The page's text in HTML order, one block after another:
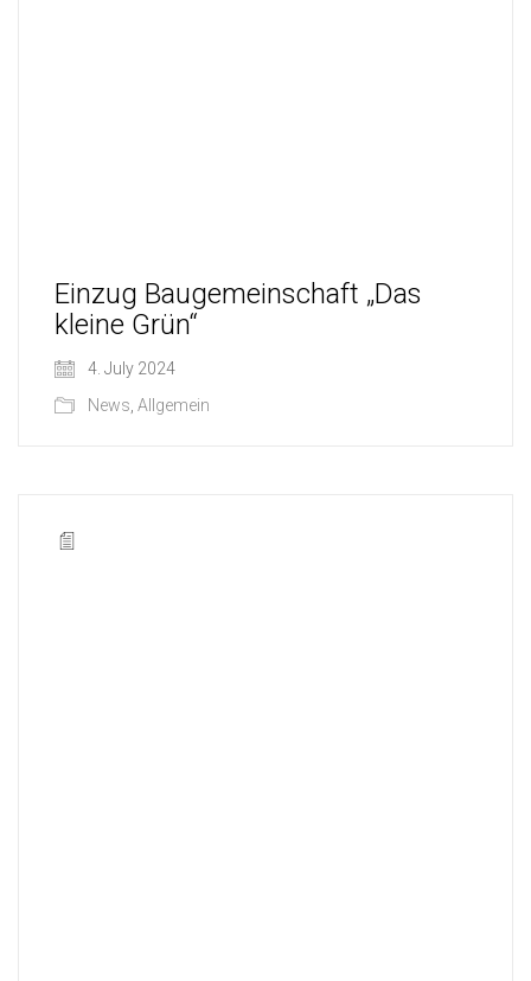
Einzug Baugemeinschaft „Das
kleine Grün“
4. July 2024
News Allgemein